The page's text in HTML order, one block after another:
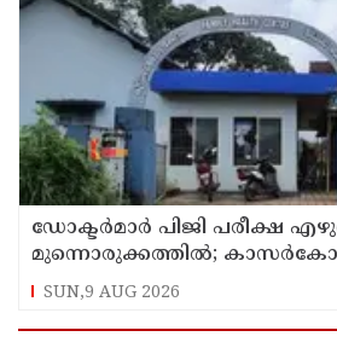
ഡോക്ടര്‍മാര്‍ പിജി പരീക്ഷ
മുന്നൊരുക്കത്തില്‍;
കുടുംബാരോഗ്യ കേന്ദ്രം
SUN,9 AUG 2026